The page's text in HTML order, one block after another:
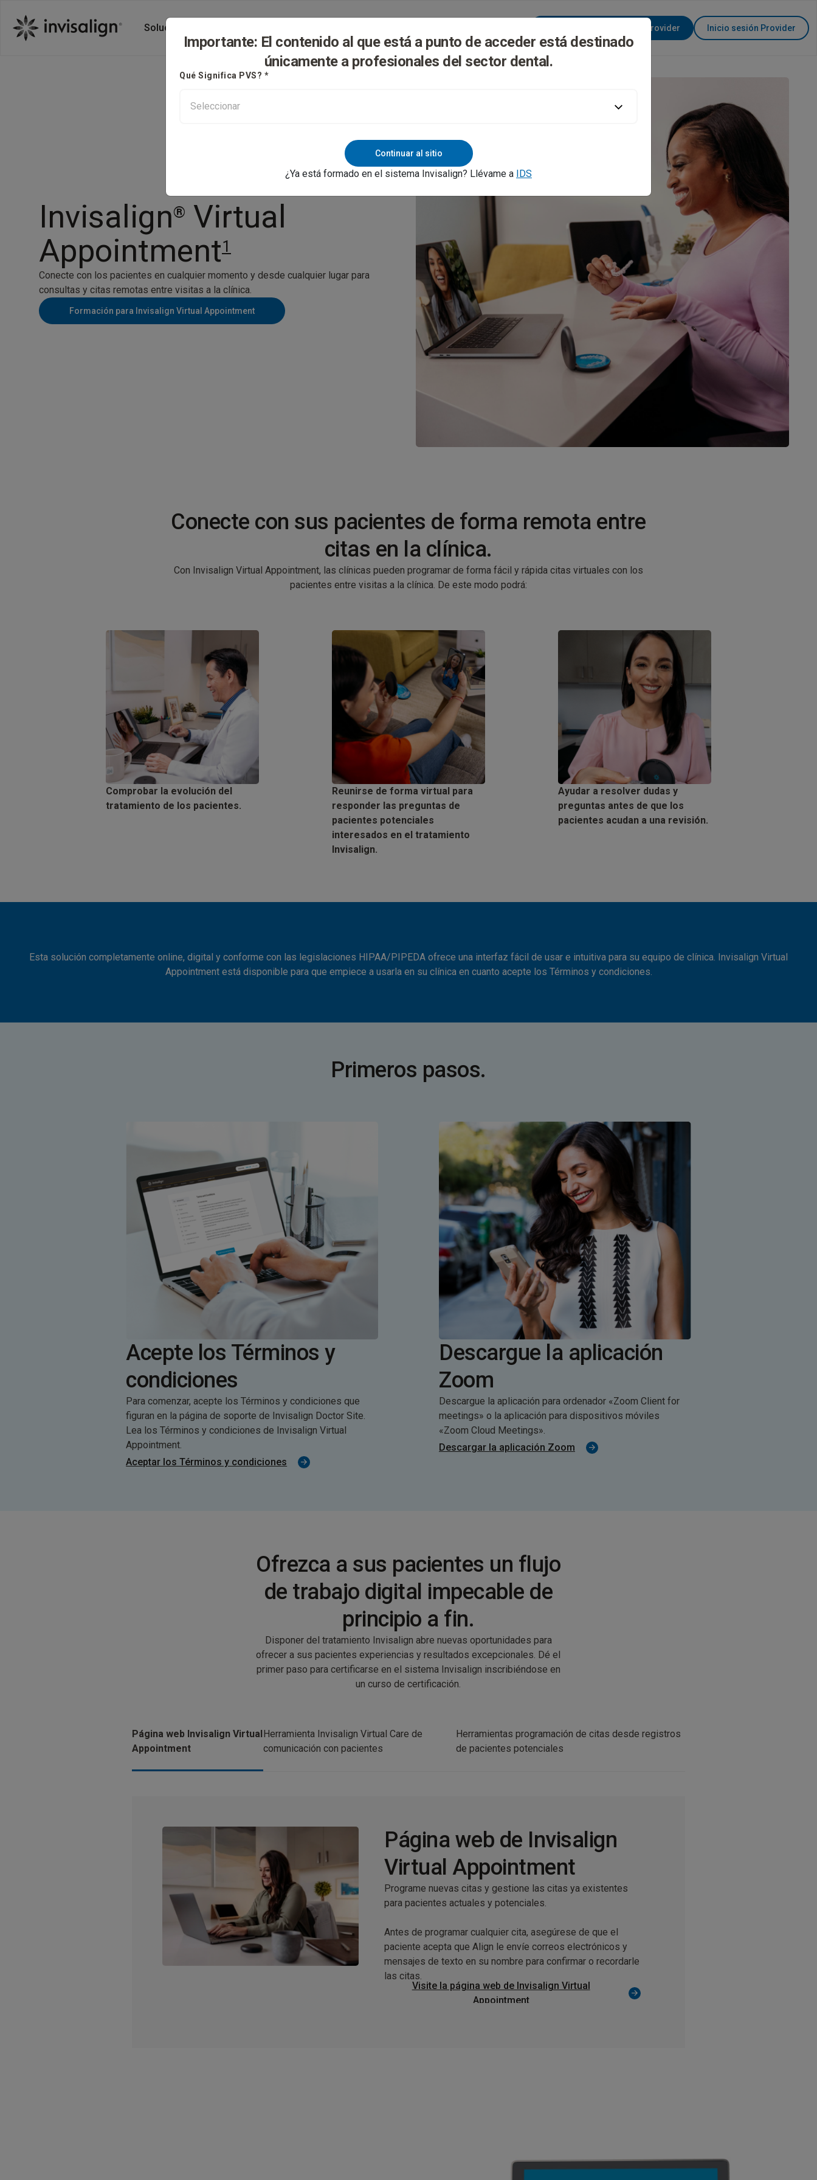
Soluciones Invisalign Conviértase en Invisalign Provider Inicio sesión Provider
Invisalign® Virtual
Appointment1
Conecte con los pacientes en cualquier momento y desde cualquier lugar para
consultas y citas remotas entre visitas a la clínica.
Formación para Invisalign Virtual Appointment
Conecte con sus pacientes de forma remota entre
citas en la clínica.
Con Invisalign Virtual Appointment, las clínicas pueden programar de forma fácil y rápida citas virtuales con los
pacientes entre visitas a la clínica. De este modo podrá:
Comprobar la evolución del
tratamiento de los pacientes.
Reunirse de forma virtual para
responder las preguntas de
pacientes potenciales
interesados en el tratamiento
Invisalign.
Ayudar a resolver dudas y
preguntas antes de que los
pacientes acudan a una revisión.
Esta solución completamente online, digital y conforme con las legislaciones HIPAA/PIPEDA ofrece una interfaz fácil de usar e intuitiva para su equipo de clínica. Invisalign Virtual
Appointment está disponible para que empiece a usarla en su clínica en cuanto acepte los Términos y condiciones.
Primeros pasos.
Acepte los Términos y
condiciones
Para comenzar, acepte los Términos y condiciones que
figuran en la página de soporte de Invisalign Doctor Site.
Lea los Términos y condiciones de Invisalign Virtual
Appointment.
Aceptar los Términos y condiciones
Descargue la aplicación
Zoom
Descargue la aplicación para ordenador «Zoom Client for
meetings» o la aplicación para dispositivos móviles
«Zoom Cloud Meetings».
Descargar la aplicación Zoom
Ofrezca a sus pacientes un flujo
de trabajo digital impecable de
principio a fin.
Disponer del tratamiento Invisalign abre nuevas oportunidades para
ofrecer a sus pacientes experiencias y resultados excepcionales. Dé el
primer paso para certificarse en el sistema Invisalign inscribiéndose en
un curso de certificación.
Página web Invisalign Virtual
Appointment
Herramienta Invisalign Virtual Care de
comunicación con pacientes
Herramientas programación de citas desde registros
de pacientes potenciales
Página web de Invisalign
Virtual Appointment
Programe nuevas citas y gestione las citas ya existentes
para pacientes actuales y potenciales.
Antes de programar cualquier cita, asegúrese de que el
paciente acepta que Align le envíe correos electrónicos y
mensajes de texto en su nombre para confirmar o recordarle
las citas.
Visite la página web de Invisalign Virtual
Appointment
Importante: El contenido al que está a punto de acceder está destinado
únicamente a profesionales del sector dental.
Qué Significa PVS? *
Continuar al sitio
¿Ya está formado en el sistema Invisalign? Llévame a IDS